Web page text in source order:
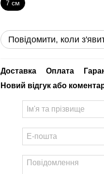
7 см
Повідомити, коли
Доставка Оплата
Новий відгук або